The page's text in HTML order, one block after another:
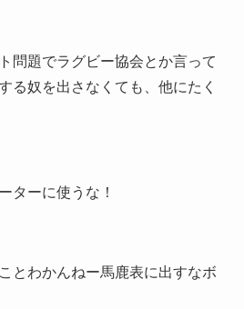
問題でラグビー協会とか言って
る奴を出さなくても、他にたく
ターに使うな！
とわかんねー馬鹿表に出すなボ